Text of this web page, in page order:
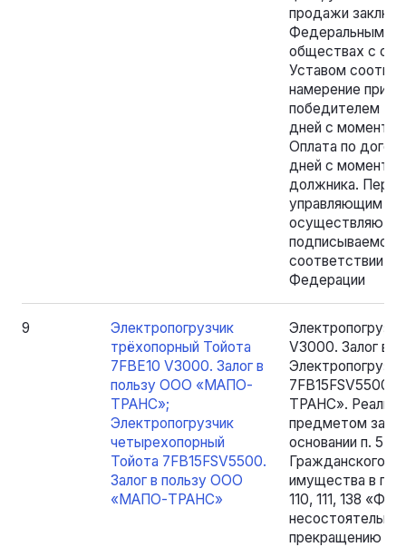
продажи
Федеральным
обществах с
Уставом
намерение
победителем
дней с момента
Оплата по
дней с момента
должника.
управляющим и
соответствии с
Федерации
9
Электропогрузчик
трёхопорный Тойота
7FBE10 V3000. Залог в
пользу ООО «МАПО-
ТРАНС»;
Электропогрузчик
четырехопорный
Тойота 7FB15FSV5500.
Залог в пользу ООО
«МАПО-ТРАНС»
V3000. Залог в
7FB15FSV5500.
ТРАНС».
предметом
основании п. 5
Гражданского
имущества в
110, 111, 138
прекращению